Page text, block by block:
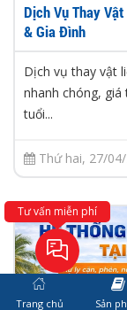
Dịch Vụ Thay
& Gia Đình
Dịch vụ thay vật
nhanh chóng,
tuổi...
Thứ hai, 27/
Tư vấn miễn phí
Trang chủ Sản